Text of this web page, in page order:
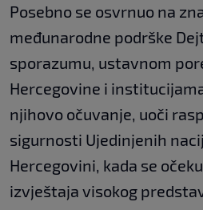
Posebno se osvrnuo na
međunarodne podrške
sporazumu, ustavnom
Hercegovine i
njihovo očuvanje, uoči
sigurnosti Ujedinjenih
Hercegovini, kada se
izvještaja visokog